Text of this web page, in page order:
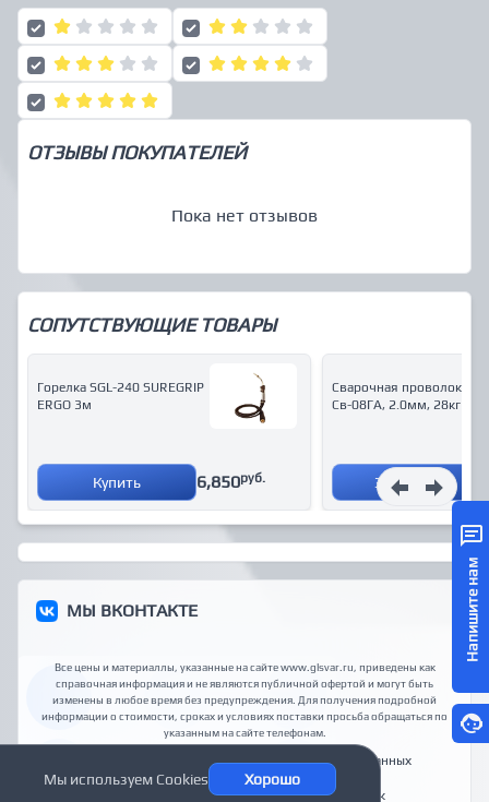
ОТЗЫВЫ ПОКУПАТЕЛЕЙ
Пока нет отзывов
СОПУТСТВУЮЩИЕ ТОВАРЫ
Горелка SGL-240 SUREGRIP
ERGO 3м
Купить 6,850руб.
Сварочная проволока
Св-08ГА, 2.0мм, 28кг
Запросить
МЫ ВКОНТАКТЕ
Все цены и материаллы, указанные на сайте www.glsvar.ru, приведены как
справочная информация и не являются публичной офертой и могут быть
изменены в любое время без предупреждения. Для получения подробной
информации о стоимости, сроках и условиях поставки просьба обращаться по
указанным на сайте телефонам.
Способы оплатыПолитика обработки данных
ООО "Техносвар КС" © 2026 Главный сварщик
Напишите нам
Мы используем Cookies Хорошо